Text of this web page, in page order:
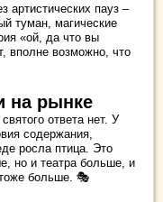
артистических пауз –
туман, магические
«ой, да что вы
вполне возможно, что
на рынке
ответа нет. У
содержания,
росла птица. Это
но и театра больше, и
больше. 🎭